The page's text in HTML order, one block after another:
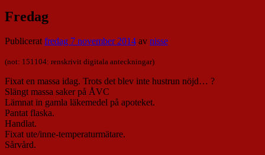
Fredag
Publiceratfredag 7 november 2014 av nisse
(not: 151104: renskrivit digitala anteckningar)
Fixat en massa idag. Trots det blev inte hustrun nöjd… ?
Slängt massa saker på ÅVC
Lämnat in gamla läkemedel på apoteket.
Pantat flaska.
Handlat.
Fixat ute/inne-temperaturmätare.
Sårvård.